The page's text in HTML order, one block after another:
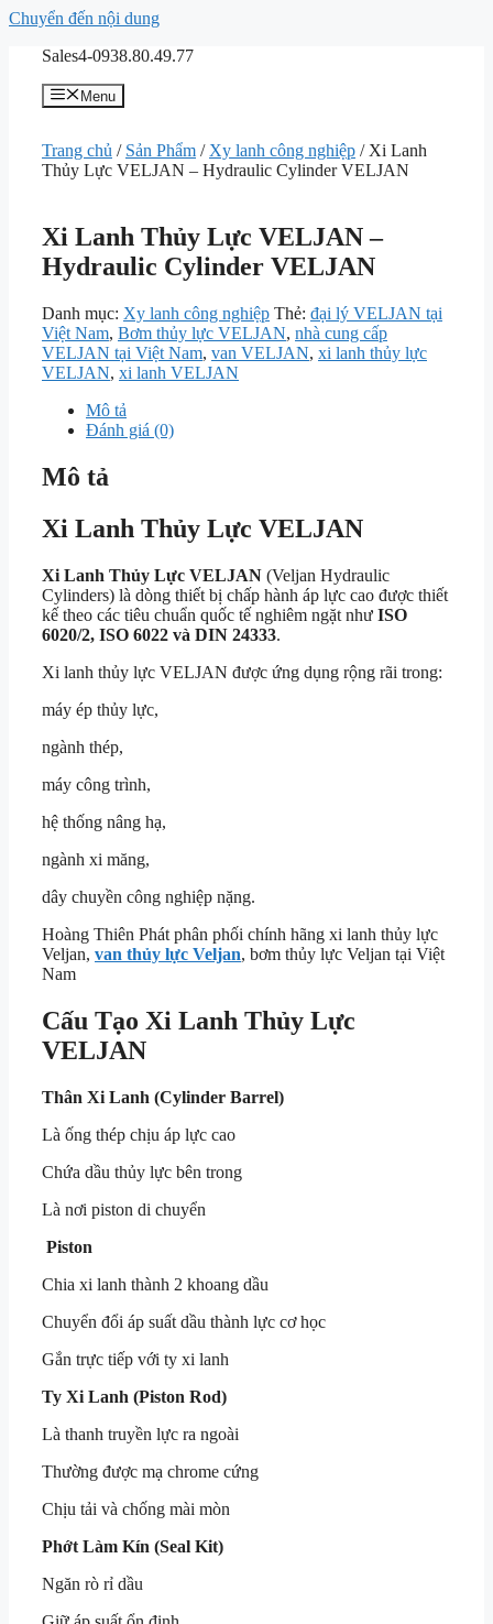
Chuyển đến nội dung
Sales4-0938.80.49.77
Menu
Trang chủ / Sản Phẩm / Xy lanh công nghiệp / Xi Lanh
Thủy Lực VELJAN – Hydraulic Cylinder VELJAN
Xi Lanh Thủy Lực VELJAN –
Hydraulic Cylinder VELJAN
Danh mục: Xy lanh công nghiệp Thẻ: đại lý VELJAN tại
Việt Nam, Bơm thủy lực VELJAN, nhà cung cấp
VELJAN tại Việt Nam, van VELJAN, xi lanh thủy lực
VELJAN, xi lanh VELJAN
Mô tả
Đánh giá (0)
Mô tả
Xi Lanh Thủy Lực VELJAN
Xi Lanh Thủy Lực VELJAN (Veljan Hydraulic
Cylinders) là dòng thiết bị chấp hành áp lực cao được thiết
kế theo các tiêu chuẩn quốc tế nghiêm ngặt như ISO
6020/2, ISO 6022 và DIN 24333.
Xi lanh thủy lực VELJAN được ứng dụng rộng rãi trong:
máy ép thủy lực,
ngành thép,
máy công trình,
hệ thống nâng hạ,
ngành xi măng,
dây chuyền công nghiệp nặng.
Hoàng Thiên Phát phân phối chính hãng xi lanh thủy lực
Veljan, van thủy lực Veljan, bơm thủy lực Veljan tại Việt
Nam
Cấu Tạo Xi Lanh Thủy Lực
VELJAN
Thân Xi Lanh (Cylinder Barrel)
Là ống thép chịu áp lực cao
Chứa dầu thủy lực bên trong
Là nơi piston di chuyển
Piston
Chia xi lanh thành 2 khoang dầu
Chuyển đổi áp suất dầu thành lực cơ học
Gắn trực tiếp với ty xi lanh
Ty Xi Lanh (Piston Rod)
Là thanh truyền lực ra ngoài
Thường được mạ chrome cứng
Chịu tải và chống mài mòn
Phớt Làm Kín (Seal Kit)
Ngăn rò rỉ dầu